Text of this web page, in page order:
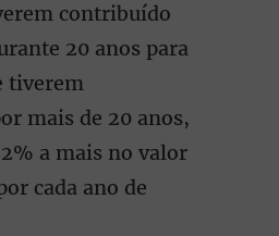
contribuído
20 anos para
tiverem
mais de 20 anos,
a mais no valor
cada ano de